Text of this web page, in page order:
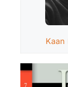
Kaan